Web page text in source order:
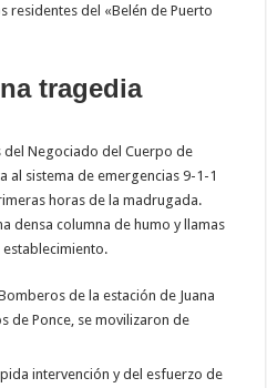
residentes del «Belén de Puerto
tragedia
Negociado del Cuerpo de
al sistema de emergencias 9-1-1
horas de la madrugada.
densa columna de humo y llamas
de la estación de Juana
de Ponce, se movilizaron de
intervención y del esfuerzo de